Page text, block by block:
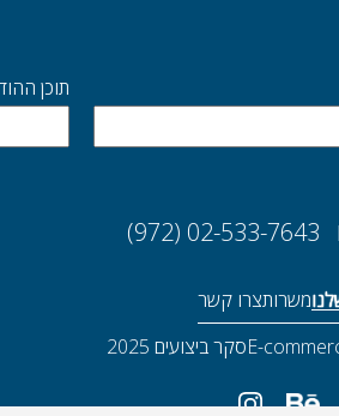
תוכן
(972) 02-533-7643
משרותצרו קשר
E-סקר ביצועים 2025